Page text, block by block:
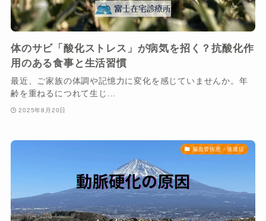
体のサビ「酸化ストレス」が病気を招く？抗酸化作
用のある食事と生活習慣
最近、ご家族の体調や記憶力に変化を感じていませんか。年
齢を重ねるにつれて生じ...
2025年8月20日
脳血管疾患・後遺症